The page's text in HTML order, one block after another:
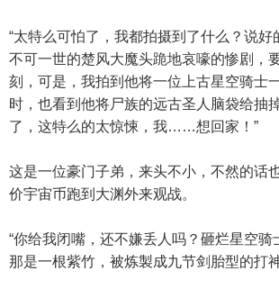
“太特么可怕了，我都拍摄到了什么？说好
不可一世的楚风大魔头跪地哀嚎的惨剧，
刻，可是，我拍到他将一位上古星空骑士
时，也看到他将尸族的远古圣人脑袋给抽
了，这特么的太惊悚，我……想回家！”
这是一位豪门子弟，来头不小，不然的话
价宇宙币跑到大渊外来观战。
“你给我闭嘴，还不嫌丢人吗？砸烂星空骑
那是一根紫竹，被炼製成九节剑胎型的打